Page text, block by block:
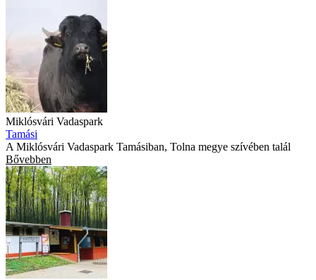
Miklósvári Vadaspark
Tamási
A Miklósvári Vadaspark Tamásiban, Tolna megye szívében talál
Bővebben